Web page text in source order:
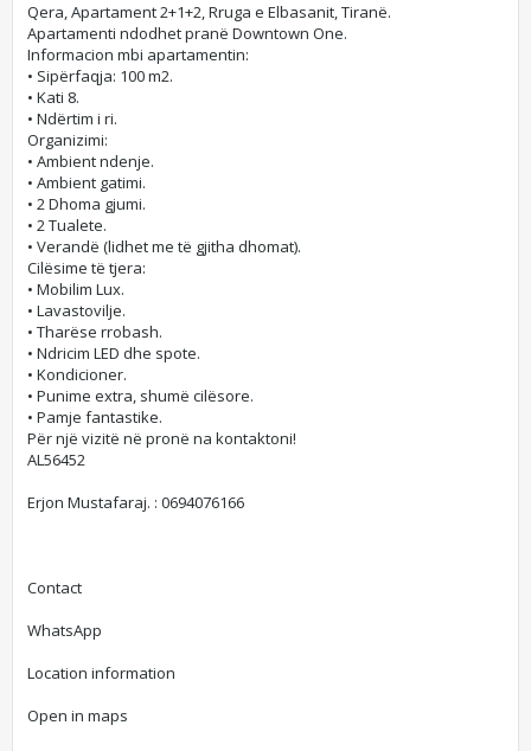
Qera, Apartament 2+1+2, Rruga e Elbasanit, Tiranë.
Apartamenti ndodhet pranë Downtown One.
Informacion mbi apartamentin:
• Sipërfaqja: 100 m2.
• Kati 8.
• Ndërtim i ri.
Organizimi:
• Ambient ndenje.
• Ambient gatimi.
• 2 Dhoma gjumi.
• 2 Tualete.
• Verandë (lidhet me të gjitha dhomat).
Cilësime të tjera:
• Mobilim Lux.
• Lavastovilje.
• Tharëse rrobash.
• Ndricim LED dhe spote.
• Kondicioner.
• Punime extra, shumë cilësore.
• Pamje fantastike.
Për një vizitë në pronë na kontaktoni!
AL56452
Erjon Mustafaraj. : 0694076166
Contact
WhatsApp
Location information
Open in maps